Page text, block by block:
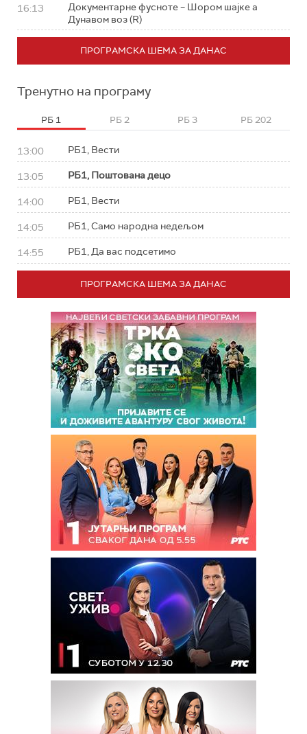
16:13
Документарне фусноте – Шором шајке а
Дунавом воз (R)
ПРОГРАМСКА ШЕМА ЗА ДАНАС
Тренутно на програму
РБ 1 РБ 2 РБ 3 РБ 202
13:00 РБ1, Вести
13:05 РБ1, Поштована децо
14:00 РБ1, Вести
14:05 РБ1, Само народна недељом
14:55 РБ1, Да вас подсетимо
ПРОГРАМСКА ШЕМА ЗА ДАНАС